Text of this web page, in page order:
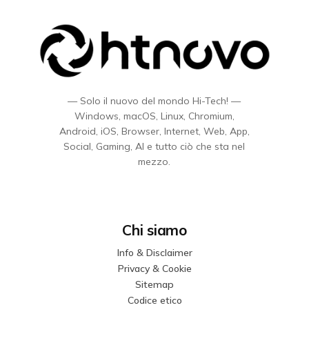
— Solo il nuovo del mondo Hi-Tech! —
Windows, macOS, Linux, Chromium,
Android, iOS, Browser, Internet, Web, App,
Social, Gaming, AI e tutto ciò che sta nel
mezzo.
Chi siamo
Info & Disclaimer
Privacy & Cookie
Sitemap
Codice etico